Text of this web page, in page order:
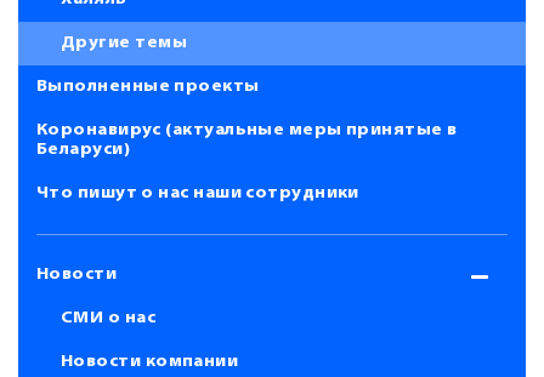
Другие темы
Выполненные проекты
Коронавирус (актуальные меры принятые в
Беларуси)
Что пишут о нас наши сотрудники
Новости
СМИ о нас
Новости компании